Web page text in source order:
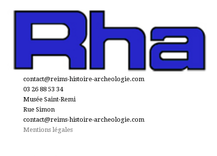
contact@reims-histoire-archeologie.com
03 26 88 53 34
Musée Saint-Remi
Rue Simon
contact@reims-histoire-archeologie.com
Mentions légales